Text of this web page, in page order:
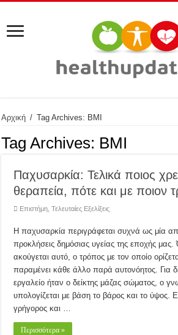
Αρχική / Tag Archives: BMI
Tag Archives: BMI
Παχυσαρκία: Τελικά ποιος
θεραπεία, πότε και με ποιον
Επιστήμη ,Τελευταίες Εξελίξεις
Η παχυσαρκία περιγράφεται συχνά ως μία
προκλήσεις δημόσιας υγείας της εποχής
ακούγεται αυτό, ο τρόπος με τον οποίο
παραμένει κάθε άλλο παρά αυτονόητος. Για
εργαλείο ήταν ο δείκτης μάζας σώματος, ο
υπολογίζεται με βάση το βάρος και το ύψος.
γρήγορος και …
Περισσότερα »